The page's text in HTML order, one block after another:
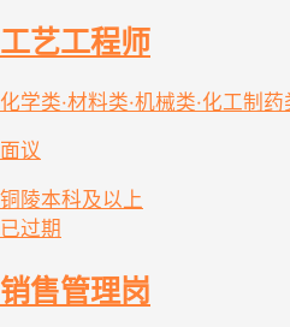
工艺工程师
化学类·材料类·机械类·化工制
面议
铜陵本科及以上
已过期
销售管理岗